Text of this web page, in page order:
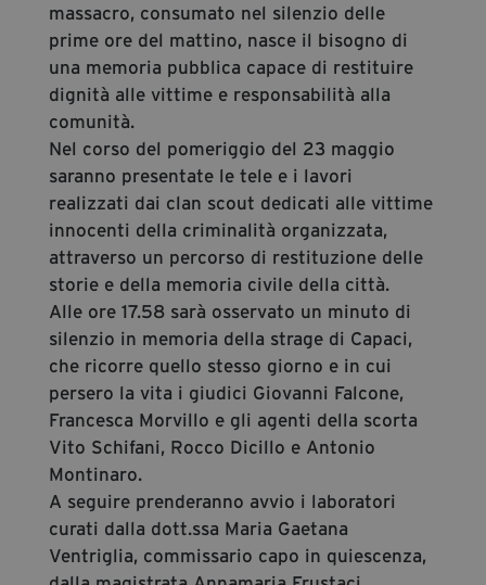
massacro, consumato nel silenzio delle
prime ore del mattino, nasce il bisogno di
una memoria pubblica capace di restituire
dignità alle vittime e responsabilità alla
comunità.
Nel corso del pomeriggio del 23 maggio
saranno presentate le tele e i lavori
realizzati dai clan scout dedicati alle vittime
innocenti della criminalità organizzata,
attraverso un percorso di restituzione delle
storie e della memoria civile della città.
Alle ore 17.58 sarà osservato un minuto di
silenzio in memoria della strage di Capaci,
che ricorre quello stesso giorno e in cui
persero la vita i giudici Giovanni Falcone,
Francesca Morvillo e gli agenti della scorta
Vito Schifani, Rocco Dicillo e Antonio
Montinaro.
A seguire prenderanno avvio i laboratori
curati dalla dott.ssa Maria Gaetana
Ventriglia, commissario capo in quiescenza,